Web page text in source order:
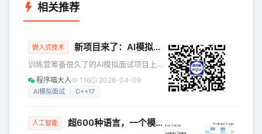
相关推荐
嵌入式技术 新项目来了：AI模拟面试
训练营筹备很久了的AI模拟面试项目上
线啦~AI模拟面试项目依托 C++ 与AI 技
术，构建 AI 辅助面试软件。 项目定位
AI面试官。 基于C++17开发的实时语音
程序喵大人 116 2026-04-09
AI模拟面试 C++17
人工智能 超600种语言，一个模型全搞定! 小米开源